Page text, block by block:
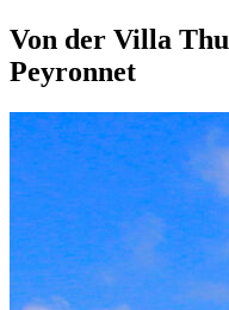
Von der Villa
Peyronnet